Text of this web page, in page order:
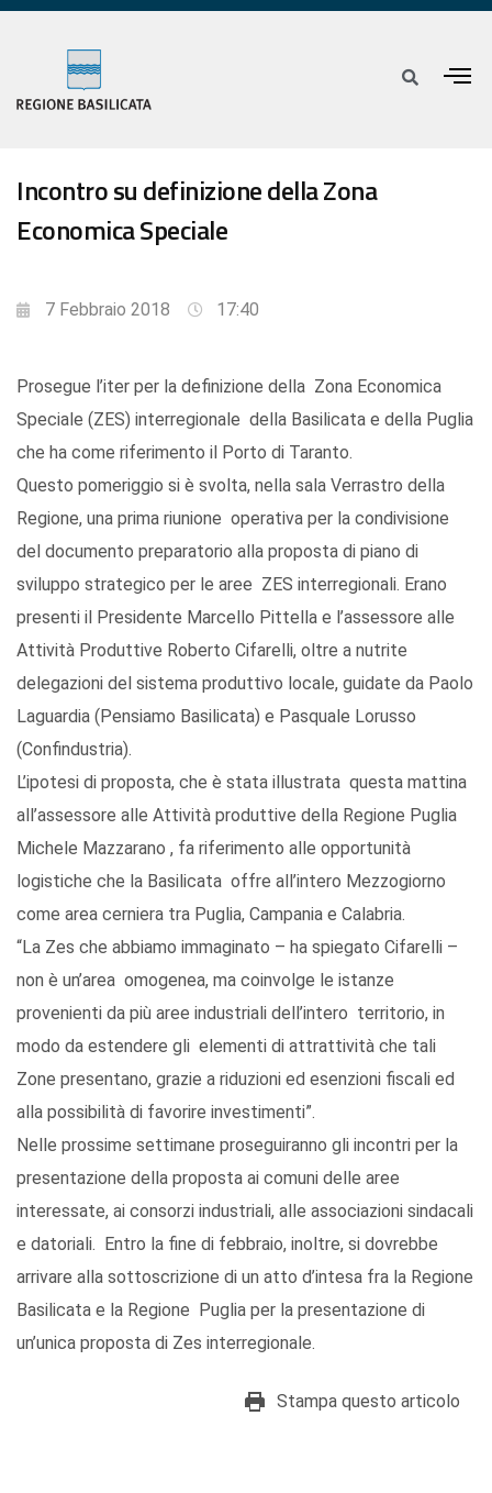
Incontro su definizione della Zona
Economica Speciale
7 Febbraio 2018 17:40
Prosegue l’iter per la definizione della Zona Economica
Speciale (ZES) interregionale della Basilicata e della Puglia
che ha come riferimento il Porto di Taranto.
Questo pomeriggio si è svolta, nella sala Verrastro della
Regione, una prima riunione operativa per la condivisione
del documento preparatorio alla proposta di piano di
sviluppo strategico per le aree ZES interregionali. Erano
presenti il Presidente Marcello Pittella e l’assessore alle
Attività Produttive Roberto Cifarelli, oltre a nutrite
delegazioni del sistema produttivo locale, guidate da Paolo
Laguardia (Pensiamo Basilicata) e Pasquale Lorusso
(Confindustria).
L’ipotesi di proposta, che è stata illustrata questa mattina
all’assessore alle Attività produttive della Regione Puglia
Michele Mazzarano , fa riferimento alle opportunità
logistiche che la Basilicata offre all’intero Mezzogiorno
come area cerniera tra Puglia, Campania e Calabria.
“La Zes che abbiamo immaginato – ha spiegato Cifarelli –
non è un’area omogenea, ma coinvolge le istanze
provenienti da più aree industriali dell’intero territorio, in
modo da estendere gli elementi di attrattività che tali
Zone presentano, grazie a riduzioni ed esenzioni fiscali ed
alla possibilità di favorire investimenti”.
Nelle prossime settimane proseguiranno gli incontri per la
presentazione della proposta ai comuni delle aree
interessate, ai consorzi industriali, alle associazioni sindacali
e datoriali. Entro la fine di febbraio, inoltre, si dovrebbe
arrivare alla sottoscrizione di un atto d’intesa fra la Regione
Basilicata e la Regione Puglia per la presentazione di
un’unica proposta di Zes interregionale.
Stampa questo articolo